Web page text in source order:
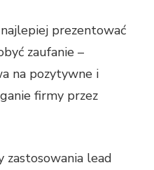
prezentować
zaufanie –
na pozytywne i
firmy przez
zastosowania lead